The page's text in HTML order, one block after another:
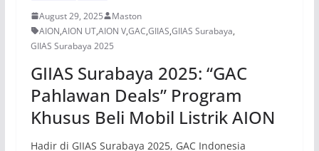
August 29, 2025
Maston
AION,AION UT,AION V,GAC,GIIAS,GIIAS Surabaya,
GIIAS Surabaya 2025
GIIAS Surabaya 2025: “GAC
Pahlawan Deals” Program
Khusus Beli Mobil Listrik AION
Hadir di GIIAS Surabaya 2025, GAC Indonesia